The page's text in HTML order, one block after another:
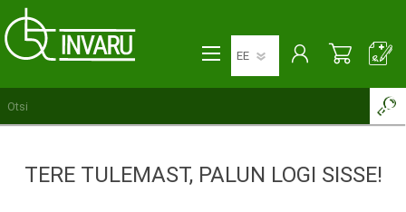
TERE TULEMAST, PALUN LOGI SISSE!